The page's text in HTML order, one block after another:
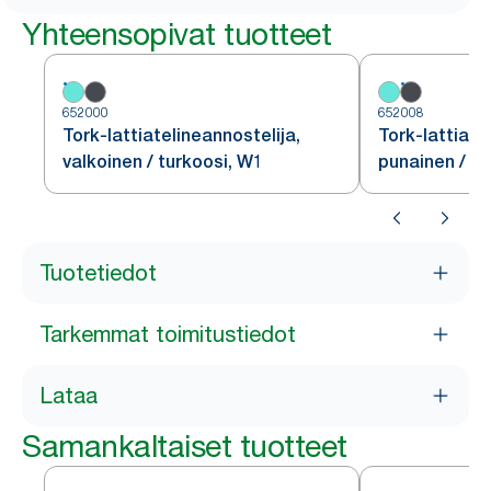
Yhteensopivat tuotteet
652000
Tork-lattiatelineannostelija,
valkoinen / turkoosi, W1
652008
Tork-
punainen /
Tuotetiedot
Tarkemmat toimitustiedot
Lataa
Samankaltaiset tuotteet